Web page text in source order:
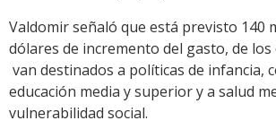
Valdomir señaló que está previsto 140
dólares de incremento del gasto, de los
van destinados a políticas de infancia,
educación media y superior y a salud
vulnerabilidad social.